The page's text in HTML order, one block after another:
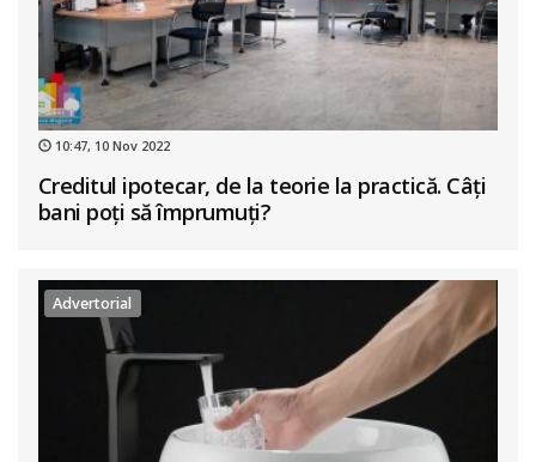
10:47, 10 Nov 2022
Creditul ipotecar, de la teorie la practică. Câți
bani poți să împrumuți?
Advertorial